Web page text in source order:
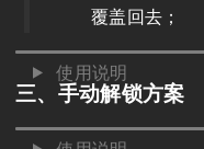
覆盖回去；
使用说明
三、手动解锁方案